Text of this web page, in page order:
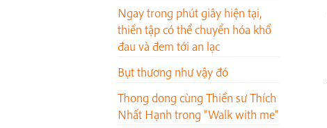
Ngay trong phút giây hiện tại,
thiền tập có thể chuyển hóa khổ
đau và đem tới an lạc
Bụt thương như vậy đó
Thong dong cùng Thiền sư Thích
Nhất Hạnh trong "Walk with me"